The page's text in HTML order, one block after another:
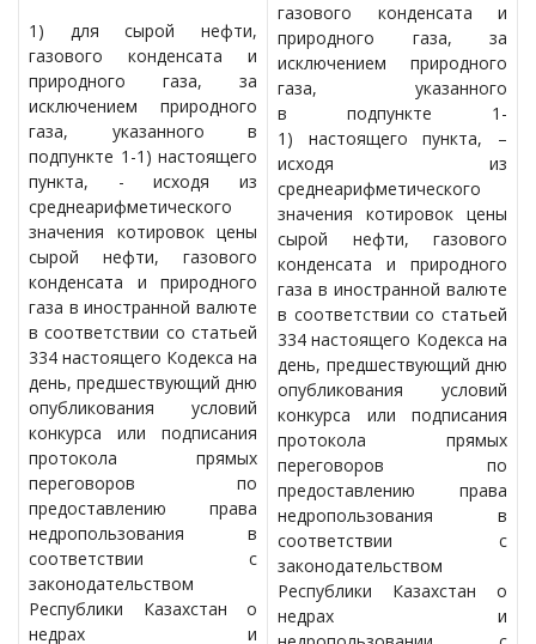
1) для сырой нефти,
газового конденсата и
природного газа, за
исключением природного
газа, указанного в
подпункте 1-1) настоящего
пункта, - исходя из
среднеарифметического
значения котировок цены
сырой нефти, газового
конденсата и природного
газа в иностранной валюте
в соответствии со статьей
334 настоящего Кодекса на
день, предшествующий дню
опубликования условий
конкурса или подписания
протокола прямых
переговоров по
предоставлению права
недропользования в
соответствии с
законодательством
Республики Казахстан о
недрах и
газового конденсата и
природного газа, за
исключением природного
газа, указанного
в подпункте 1-
1) настоящего пункта, –
исходя из
среднеарифметического
значения котировок цены
сырой нефти, газового
конденсата и природного
газа в иностранной валюте
в соответствии со статьей
334 настоящего Кодекса на
день, предшествующий дню
опубликования условий
конкурса или подписания
протокола прямых
переговоров по
предоставлению права
недропользования в
соответствии с
законодательством
Республики Казахстан о
недрах и